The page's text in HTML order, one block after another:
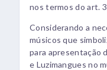
nos termos do art.
Considerando a
músicos que
para apresentação
e Luzimangues no